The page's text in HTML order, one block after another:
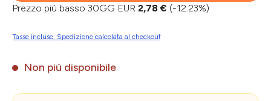
Prezzo più basso 30GG EUR 2,78 € (-12.23%)
Tasse incluse. Spedizione calcolata al checkout
Non più disponibile